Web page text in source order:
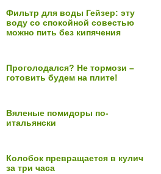
Фильтр для воды Гейзер: эту
воду со спокойной совестью
можно пить без кипячения
Проголодался? Не тормози –
готовить будем на плите!
Вяленые помидоры по-
итальянски
Колобок превращается в кулич
за три часа